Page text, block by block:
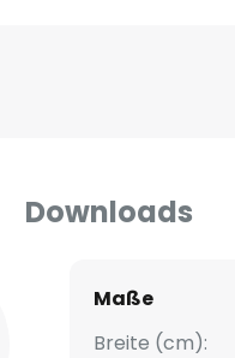
Downloads
Maße
Breite (cm):